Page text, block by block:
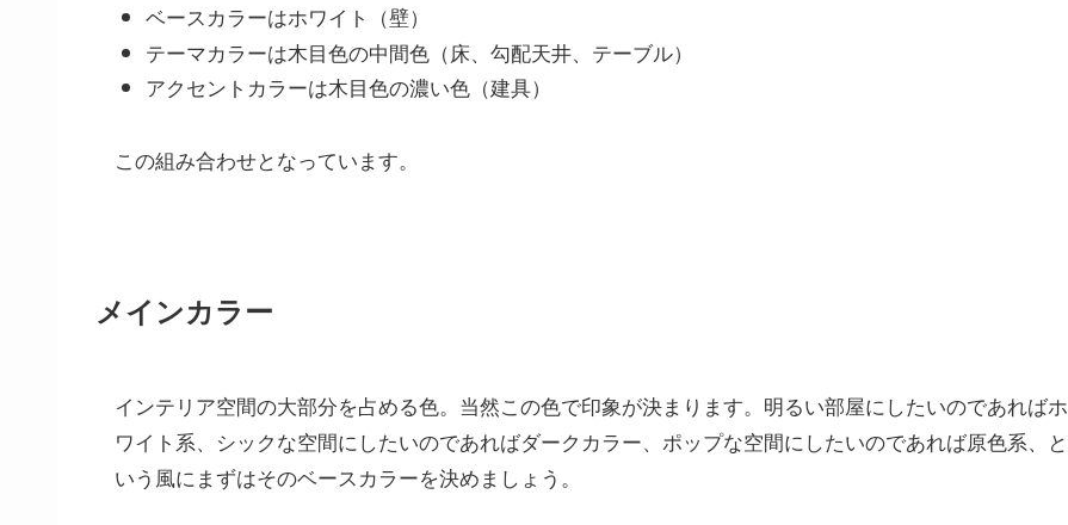
ベースカラーはホワイト（壁）
テーマカラーは木目色の中間色（床、勾配天井、テーブル）
アクセントカラーは木目色の濃い色（建具）
この組み合わせとなっています。
メインカラー
インテリア空間の大部分を占める色。当然この色で印象が決まります。明るい部屋にしたいのであればホ
ワイト系、シックな空間にしたいのであればダークカラー、ポップな空間にしたいのであれば原色系、と
いう風にまずはそのベースカラーを決めましょう。